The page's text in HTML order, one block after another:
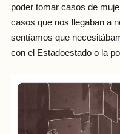
poder tomar casos de
casos que nos llegaban a
sentíamos que
con el Estadoestado o la